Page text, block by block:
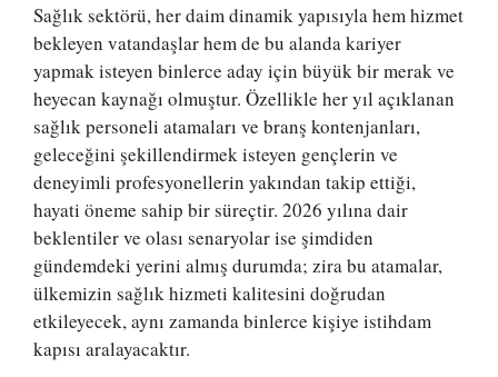
Sağlık sektörü, her daim dinamik yapısıyla hem hizmet
bekleyen vatandaşlar hem de bu alanda kariyer
yapmak isteyen binlerce aday için büyük bir merak ve
heyecan kaynağı olmuştur. Özellikle her yıl açıklanan
sağlık personeli atamaları ve branş kontenjanları,
geleceğini şekillendirmek isteyen gençlerin ve
deneyimli profesyonellerin yakından takip ettiği,
hayati öneme sahip bir süreçtir. 2026 yılına dair
beklentiler ve olası senaryolar ise şimdiden
gündemdeki yerini almış durumda; zira bu atamalar,
ülkemizin sağlık hizmeti kalitesini doğrudan
etkileyecek, aynı zamanda binlerce kişiye istihdam
kapısı aralayacaktır.